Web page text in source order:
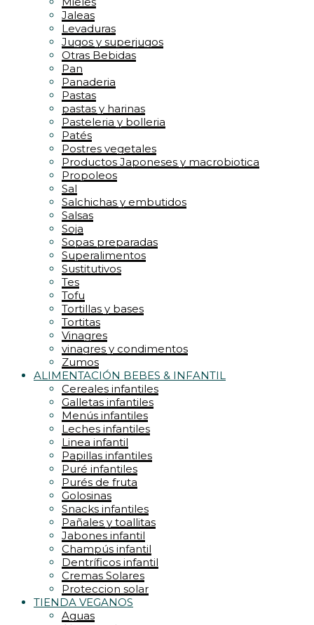
Jaleas
Levaduras
Jugos y superjugos
Otras Bebidas
Pan
Panaderia
Pastas
pastas y harinas
Pasteleria y bolleria
Patés
Postres vegetales
Productos Japoneses y macrobiotica
Propoleos
Sal
Salchichas y embutidos
Salsas
Soja
Sopas preparadas
Superalimentos
Sustitutivos
Tes
Tofu
Tortillas y bases
Tortitas
Vinagres
vinagres y condimentos
Zumos
ALIMENTACIÓN BEBES & INFANTIL
Cereales infantiles
Galletas infantiles
Menús infantiles
Leches infantiles
Linea infantil
Papillas infantiles
Puré infantiles
Purés de fruta
Golosinas
Snacks infantiles
Pañales y toallitas
Jabones infantil
Champús infantil
Dentríficos infantil
Cremas Solares
Proteccion solar
TIENDA VEGANOS
Aguas